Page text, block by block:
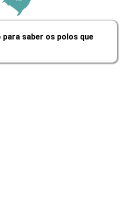
no Cenário
para saber os polos que